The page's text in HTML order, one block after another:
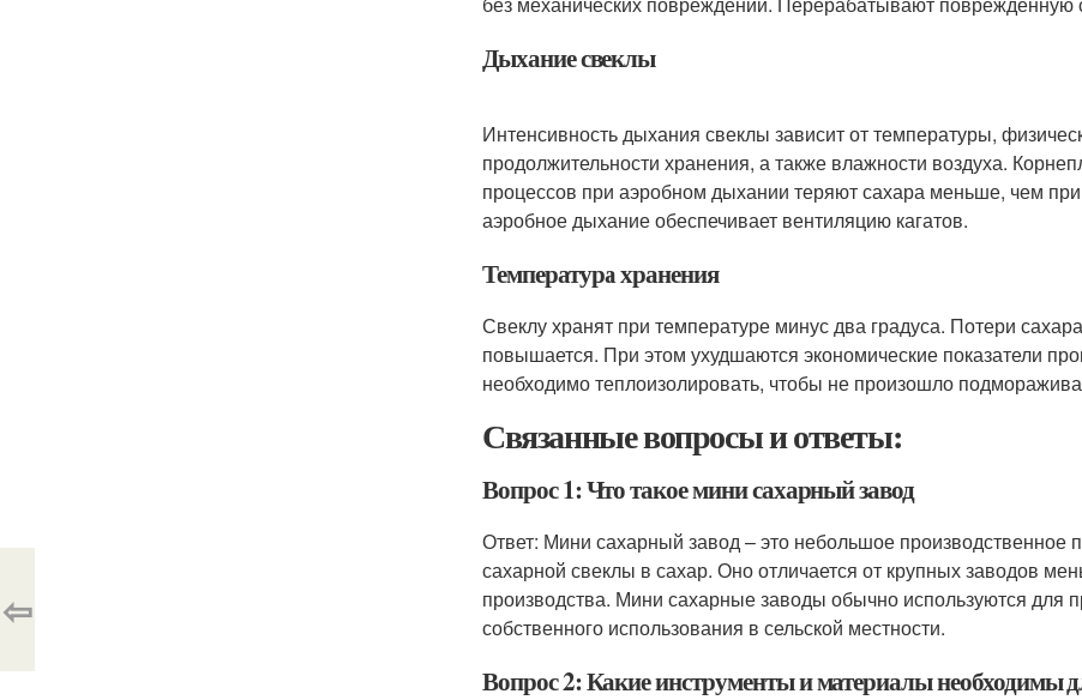
Дыхание свеклы
Интенсивность дыхания свеклы зависит от температуры,
продолжительности хранения, а также влажности воздуха.
процессов при аэробном дыхании теряют сахара меньше, чем
аэробное дыхание обеспечивает вентиляцию кагатов.
Температура хранения
Свеклу хранят при температуре минус два градуса. Потери
повышается. При этом ухудшаются экономические показатели
необходимо теплоизолировать, чтобы не произошло
Связанные вопросы и ответы:
Вопрос 1: Что такое мини сахарный завод
Ответ: Мини сахарный завод – это небольшое производственное
сахарной свеклы в сахар. Оно отличается от крупных заводов
производства. Мини сахарные заводы обычно используются для
собственного использования в сельской местности.
Вопрос 2: Какие инструменты и материалы необходимы
⇦